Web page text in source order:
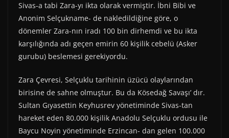
Sivas-a tabi Zara-yı ikta olarak vermiştir. İbni Bibi ve
Anonim Selçukname- de nakledildiğine göre, o
dönemler Zara-nın iradı 100 bin dirhemdi ve bu ikta
karşılığında adı geçen emirin 60 kişilik cebelü (Asker
gurubu) beslemesi gerekiyordu.
Zara Çevresi, Selçuklu tarihinin üzücü olaylarından
birisine de sahne olmuştur. Bu da Kösedağ Savaşı’ dır.
Sultan Gıyasettin Keyhusrev yönetiminde Sivas-tan
hareket eden 80.000 kişilik Anadolu Selçuklu ordusu ile
Baycu Noyin yönetiminde Erzincan- dan gelen 100.000